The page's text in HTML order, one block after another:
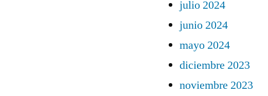
julio 2024
junio 2024
mayo 2024
diciembre 2023
noviembre 2023